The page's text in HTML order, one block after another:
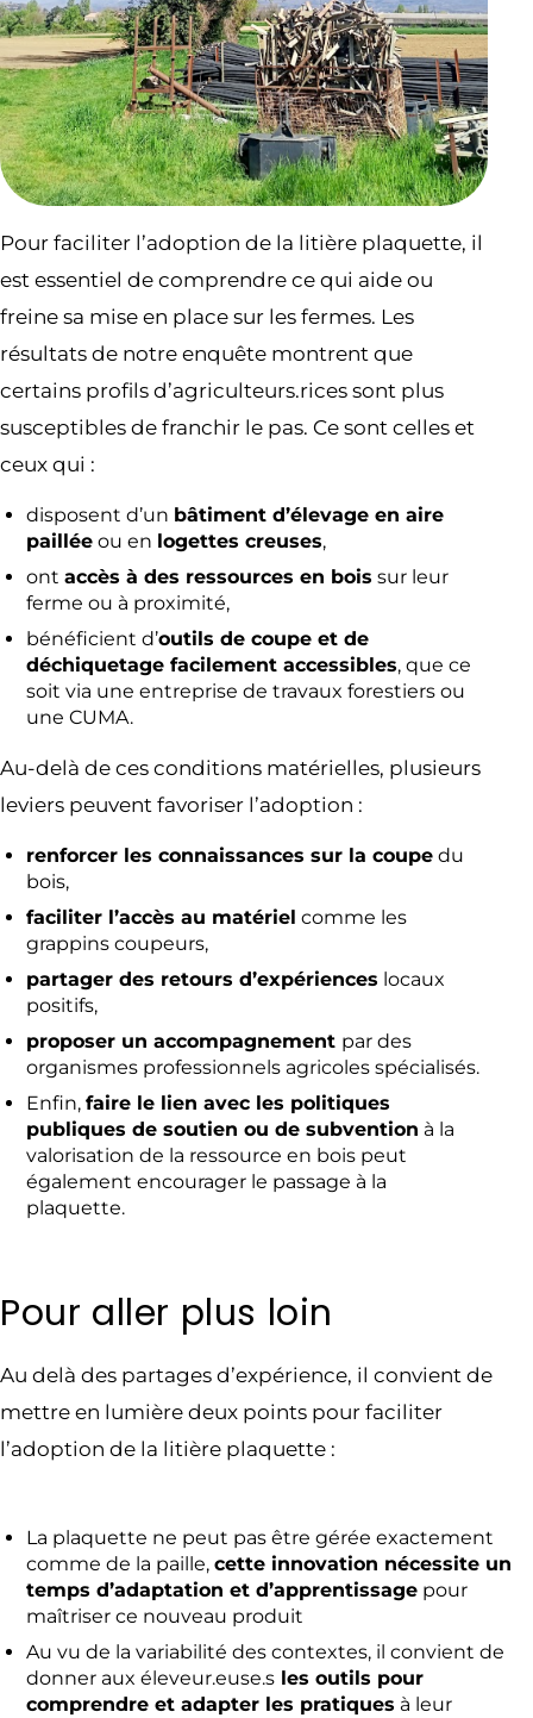
Pour faciliter l’adoption de la litière plaquette, il
est essentiel de comprendre ce qui aide ou
freine sa mise en place sur les fermes. Les
résultats de notre enquête montrent que
certains profils d’agriculteurs.rices sont plus
susceptibles de franchir le pas. Ce sont celles et
ceux qui :
disposent d’un bâtiment d’élevage en aire
paillée ou en logettes creuses,
ont accès à des ressources en bois sur leur
ferme ou à proximité,
bénéficient d’outils de coupe et de
déchiquetage facilement accessibles, que ce
soit via une entreprise de travaux forestiers ou
une CUMA.
Au-delà de ces conditions matérielles, plusieurs
leviers peuvent favoriser l’adoption :
renforcer les connaissances sur la coupe du
bois,
faciliter l’accès au matériel comme les
grappins coupeurs,
partager des retours d’expériences locaux
positifs,
proposer un accompagnement par des
organismes professionnels agricoles spécialisés.
Enfin, faire le lien avec les politiques
publiques de soutien ou de subvention à la
valorisation de la ressource en bois peut
également encourager le passage à la
plaquette.
Pour aller plus loin
Au delà des partages d’expérience, il convient de
mettre en lumière deux points pour faciliter
l’adoption de la litière plaquette :
La plaquette ne peut pas être gérée exactement
comme de la paille, cette innovation nécessite un
temps d’adaptation et d’apprentissage pour
maîtriser ce nouveau produit
Au vu de la variabilité des contextes, il convient de
donner aux éleveur.euse.s les outils pour
comprendre et adapter les pratiques à leur